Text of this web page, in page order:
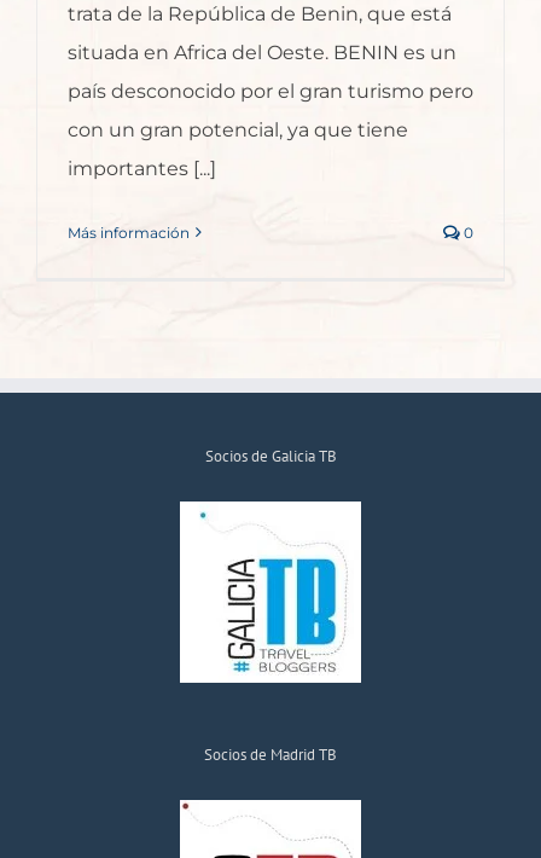
trata de la República de Benin, que está
situada en Africa del Oeste. BENIN es un
país desconocido por el gran turismo pero
con un gran potencial, ya que tiene
importantes [...]
Más información 0
Socios de Galicia TB
Socios de Madrid TB